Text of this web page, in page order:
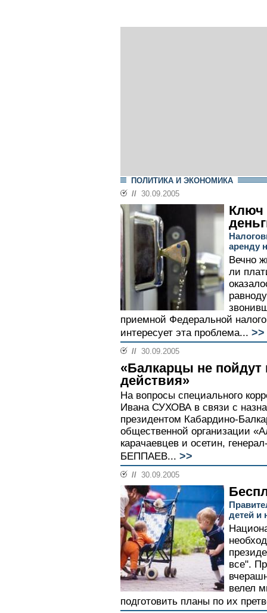
ПОЛИТИКА И ЭКОНОМИКА
// 30.09.2005
Ключ
аренду
Вечно
ли
приемной Федеральной
интересует эта проблема... >>
// 30.09.2005
«Балкарцы не пойдут
действия»
На вопросы специального
Ивана СУХОВА в связи с
президентом Кабардино-
общественной организации
карачаевцев и осетин,
БЕППАЕВ... >>
// 30.09.2005
детей и
все".
велел
подготовить планы по их